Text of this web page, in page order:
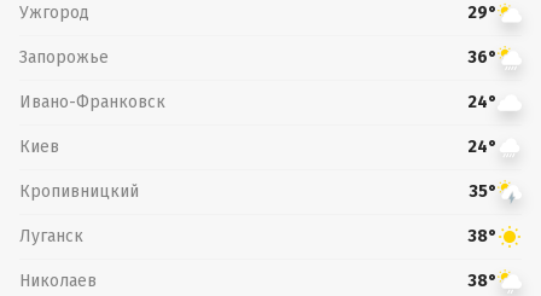
Ужгород 29°
Запорожье 36°
Ивано-Франковск 24°
Киев 24°
Кропивницкий 35°
Луганск 38°
Николаев 38°